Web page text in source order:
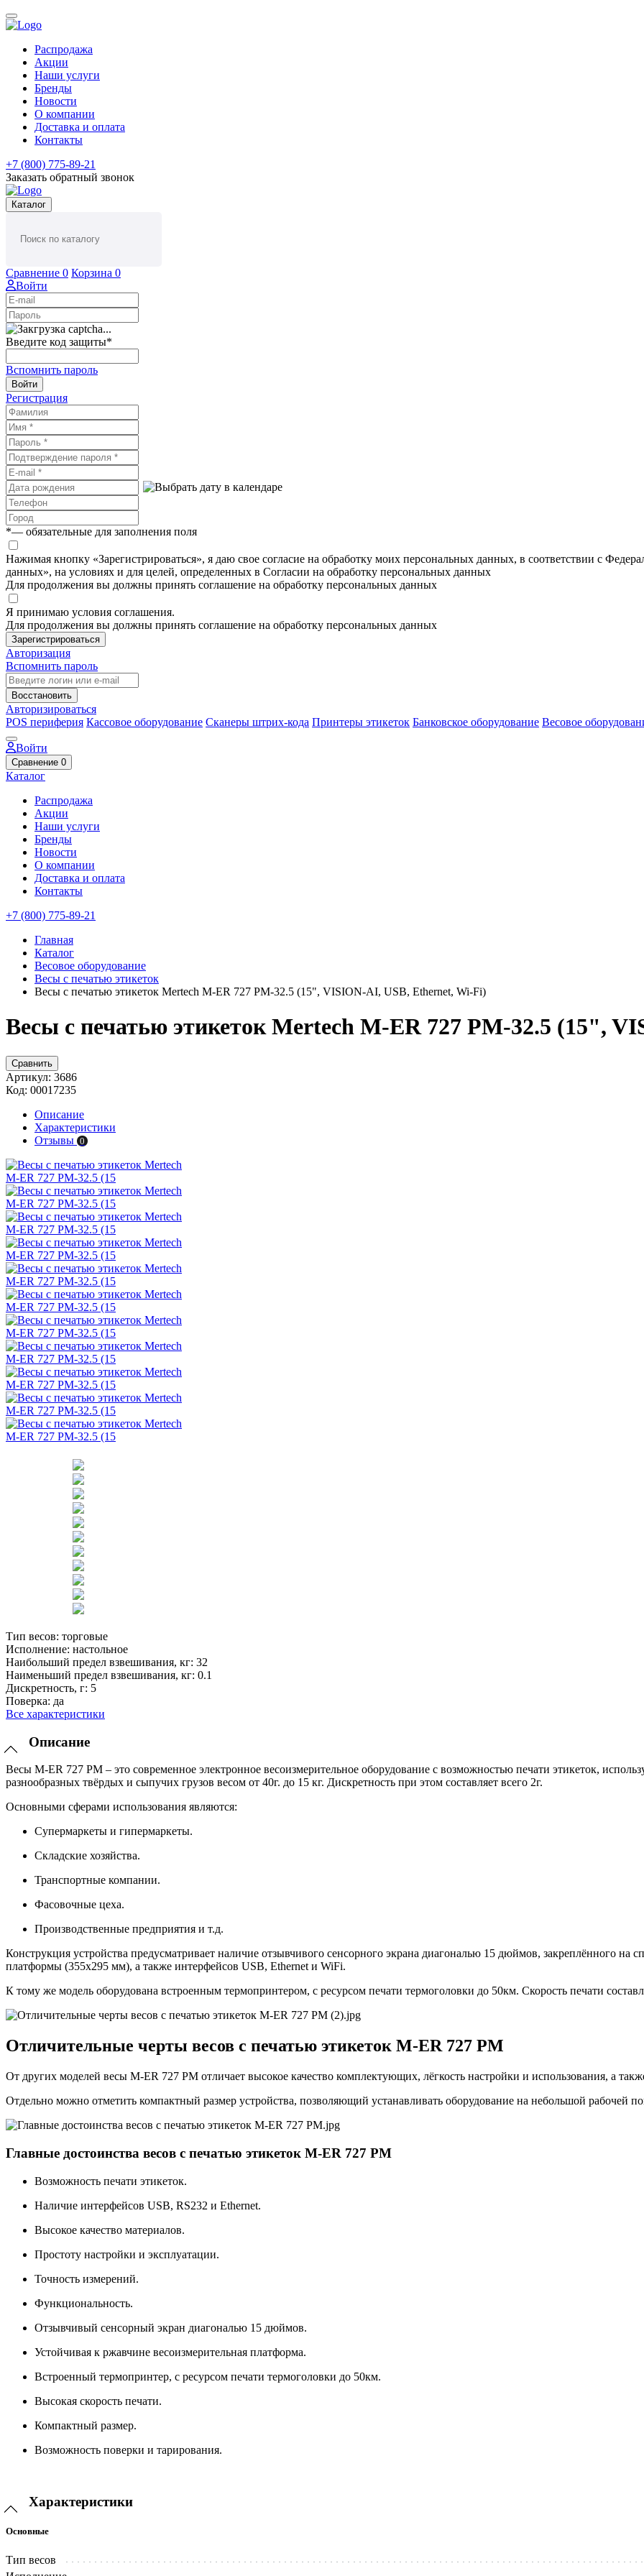
Распродажа
Акции
Наши услуги
Бренды
Новости
О компании
Доставка и оплата
Контакты
+7 (800) 775-89-21
Заказать обратный звонок
Каталог
Сравнение 0 Корзина 0
Войти
Введите код защиты*
Вспомнить пароль
Войти
Регистрация
*— обязательные для заполнения поля
Нажимая кнопку «Зарегистрироваться», я даю свое согласие на обработку моих персональных данных, в соответствии с
данных», на условиях и для целей, определенных в Согласии на обработку персональных данных
Для продолжения вы должны принять соглашение на обработку персональных данных
Я принимаю условия соглашения.
Для продолжения вы должны принять соглашение на обработку персональных данных
Зарегистрироваться
Авторизация
Вспомнить пароль
Восстановить
Авторизироваться
POS периферия Кассовое оборудование Сканеры штрих-кода Принтеры этикеток Банковское оборудование Весовое
Войти
Сравнение 0
Каталог
Распродажа
Акции
Наши услуги
Бренды
Новости
О компании
Доставка и оплата
Контакты
+7 (800) 775-89-21
Главная
Каталог
Весовое оборудование
Весы с печатью этикеток
Весы с печатью этикеток Mertech M-ER 727 PM-32.5 (15", VISION-AI, USB, Ethernet, Wi-Fi)
Весы с печатью этикеток Mertech M-ER 727 PM-32.5 (15",
Сравнить
Артикул: 3686
Код: 00017235
Описание
Характеристики
Отзывы 0
Тип весов: торговые
Исполнение: настольное
Наибольший предел взвешивания, кг: 32
Наименьший предел взвешивания, кг: 0.1
Дискретность, г: 5
Поверка: да
Все характеристики
Описание
Весы M-ER 727 PM – это современное электронное весоизмерительное оборудование с возможностью печати этикеток,
разнообразных твёрдых и сыпучих грузов весом от 40г. до 15 кг. Дискретность при этом составляет всего 2г.
Основными сферами использования являются:
Супермаркеты и гипермаркеты.
Складские хозяйства.
Транспортные компании.
Фасовочные цеха.
Производственные предприятия и т.д.
Конструкция устройства предусматривает наличие отзывчивого сенсорного экрана диагональю 15 дюймов, закреплённого на
платформы (355х295 мм), а также интерфейсов USB, Ethernet и WiFi.
К тому же модель оборудована встроенным термопринтером, с ресурсом печати термоголовки до 50км. Скорость печати
Отличительные черты весов с печатью этикеток M-ER 727 PM
От других моделей весы M-ER 727 PM отличает высокое качество комплектующих, лёгкость настройки и использования, а
Отдельно можно отметить компактный размер устройства, позволяющий устанавливать оборудование на небольшой рабочей
Главные достоинства весов с печатью этикеток M-ER 727 PM
Возможность печати этикеток.
Наличие интерфейсов USB, RS232 и Ethernet.
Высокое качество материалов.
Простоту настройки и эксплуатации.
Точность измерений.
Функциональность.
Отзывчивый сенсорный экран диагональю 15 дюймов.
Устойчивая к ржавчине весоизмерительная платформа.
Встроенный термопринтер, с ресурсом печати термоголовки до 50км.
Высокая скорость печати.
Компактный размер.
Возможность поверки и тарирования.
Характеристики
Основные
Тип весов